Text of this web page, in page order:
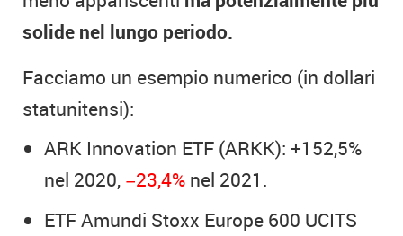
solide nel lungo periodo.
Facciamo un esempio numerico (in dollari
statunitensi):
ARK Innovation ETF (ARKK): +152,5%
nel 2020, −23,4% nel 2021.
ETF Amundi Stoxx Europe 600 UCITS